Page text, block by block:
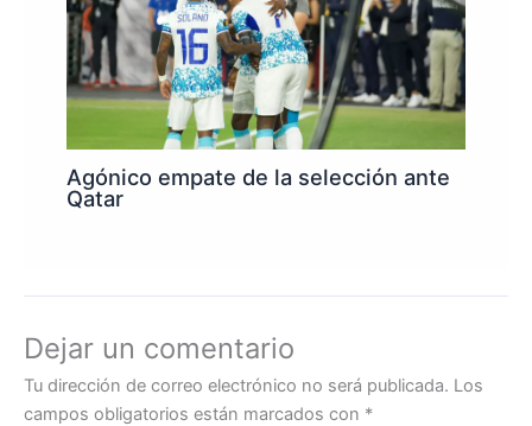
Agónico empate de la selección ante
Qatar
Dejar un comentario
Tu dirección de correo electrónico no será publicada. Los
campos obligatorios están marcados con *